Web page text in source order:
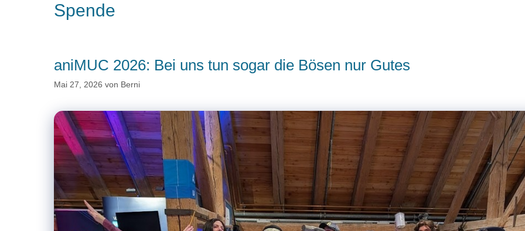
Spende
aniMUC 2026: Bei uns tun sogar die Bösen nur Gutes
Mai 27, 2026 von Berni